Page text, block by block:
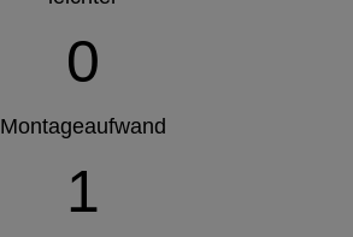
0
Montageaufwand
1